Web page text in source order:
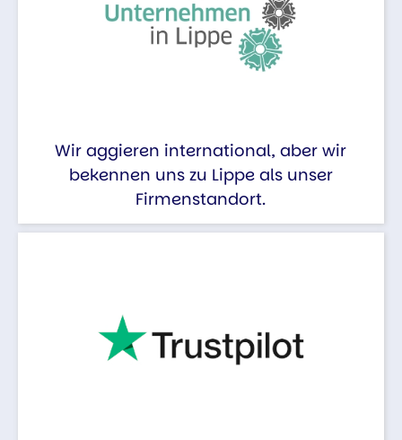
Wir aggieren international, aber wir
bekennen uns zu Lippe als unser
Firmenstandort.